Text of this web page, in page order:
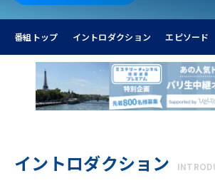
番組トップ イントロダクション エピソード
イントロダクション